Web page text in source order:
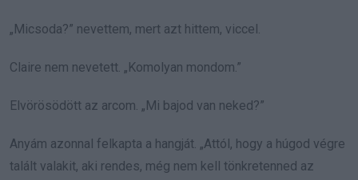
„Micsoda?” nevettem, mert azt hittem, viccel.
Claire nem nevetett. „Komolyan mondom.”
Elvörösödött az arcom. „Mi bajod van neked?”
Anyám azonnal felkapta a hangját. „Attól, hogy a húgod végre
talált valakit, aki rendes, még nem kell tönkretenned az